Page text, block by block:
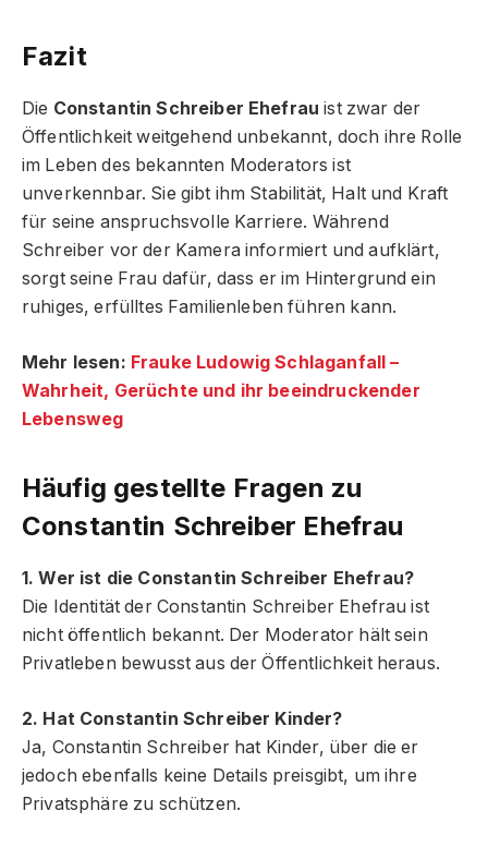
Fazit
Die Constantin Schreiber Ehefrau ist zwar der
Öffentlichkeit weitgehend unbekannt, doch ihre Rolle
im Leben des bekannten Moderators ist
unverkennbar. Sie gibt ihm Stabilität, Halt und Kraft
für seine anspruchsvolle Karriere. Während
Schreiber vor der Kamera informiert und aufklärt,
sorgt seine Frau dafür, dass er im Hintergrund ein
ruhiges, erfülltes Familienleben führen kann.
Mehr lesen: Frauke Ludowig Schlaganfall –
Wahrheit, Gerüchte und ihr beeindruckender
Lebensweg
Häufig gestellte Fragen zu
Constantin Schreiber Ehefrau
1. Wer ist die Constantin Schreiber Ehefrau?
Die Identität der Constantin Schreiber Ehefrau ist
nicht öffentlich bekannt. Der Moderator hält sein
Privatleben bewusst aus der Öffentlichkeit heraus.
2. Hat Constantin Schreiber Kinder?
Ja, Constantin Schreiber hat Kinder, über die er
jedoch ebenfalls keine Details preisgibt, um ihre
Privatsphäre zu schützen.